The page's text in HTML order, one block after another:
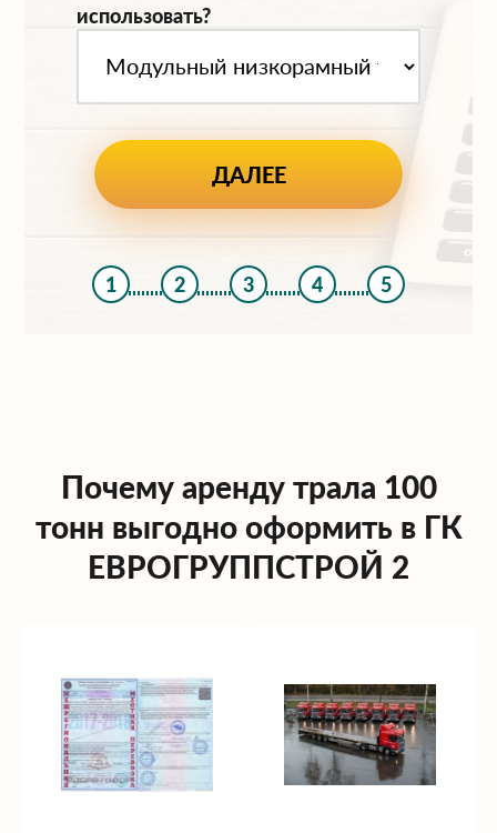
использовать?
1 2 3 4 5
Почему аренду трала 100
тонн выгодно оформить в ГК
ЕВРОГРУППСТРОЙ 2